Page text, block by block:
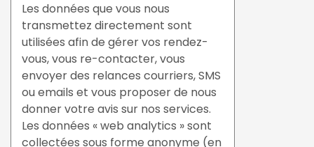
Les données que vous nous
transmettez directement sont
utilisées afin de gérer vos rendez-
vous, vous re-contacter, vous
envoyer des relances courriers, SMS
ou emails et vous proposer de nous
donner votre avis sur nos services.
Les données « web analytics » sont
collectées sous forme anonyme (en